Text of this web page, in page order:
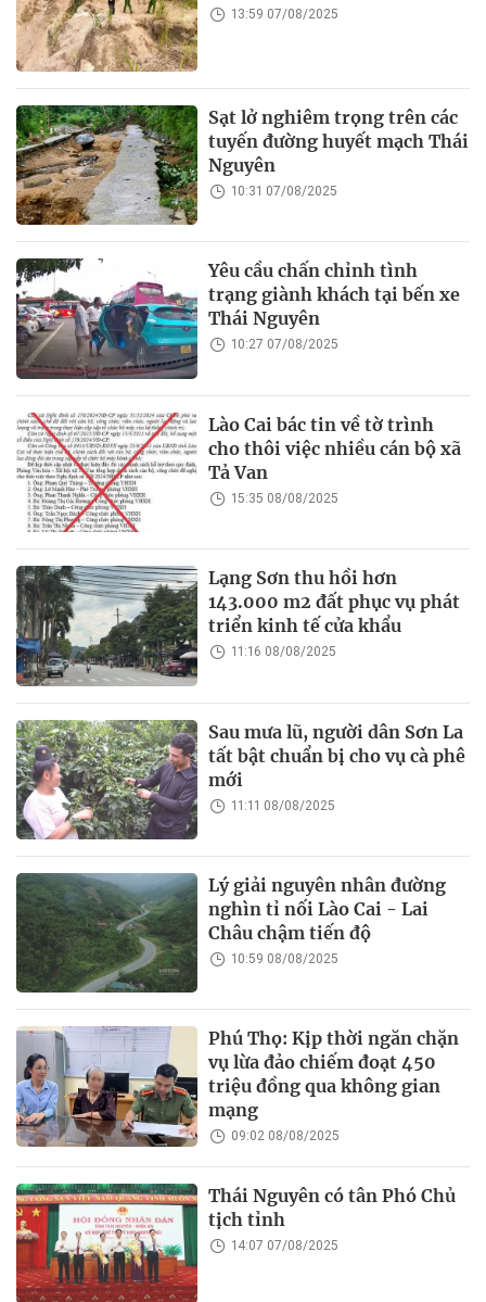
13:59 07/08/2025
Sạt lở nghiêm trọng trên các
tuyến đường huyết mạch Thái
Nguyên
10:31 07/08/2025
Yêu cầu chấn chỉnh tình
trạng giành khách tại bến xe
Thái Nguyên
10:27 07/08/2025
Lào Cai bác tin về tờ trình
cho thôi việc nhiều cán bộ xã
Tả Van
15:35 08/08/2025
Lạng Sơn thu hồi hơn
143.000 m2 đất phục vụ phát
triển kinh tế cửa khẩu
11:16 08/08/2025
Sau mưa lũ, người dân Sơn La
tất bật chuẩn bị cho vụ cà phê
mới
11:11 08/08/2025
Lý giải nguyên nhân đường
nghìn tỉ nối Lào Cai - Lai
Châu chậm tiến độ
10:59 08/08/2025
Phú Thọ: Kịp thời ngăn chặn
vụ lừa đảo chiếm đoạt 450
triệu đồng qua không gian
mạng
09:02 08/08/2025
Thái Nguyên có tân Phó Chủ
tịch tỉnh
14:07 07/08/2025